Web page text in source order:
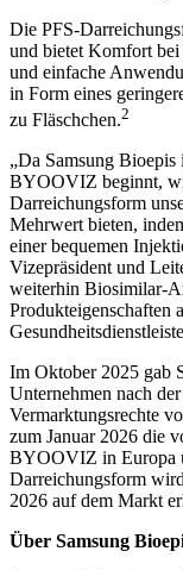
Die PFS-
und bietet Komfort bei
und einfache
in Form eines
zu Fläschchen.2
„Da Samsung Bioepis
BYOOVIZ beginnt,
Darreichungsform
Mehrwert bieten,
einer bequemen
Vizepräsident und
weiterhin Biosimilar-
Produkteigenschaften
Im Oktober 2025 gab
Unternehmen nach
Vermarktungsrechte
zum Januar 2026 die
BYOOVIZ in Europa
Darreichungsform
2026 auf dem Markt
Über Samsung